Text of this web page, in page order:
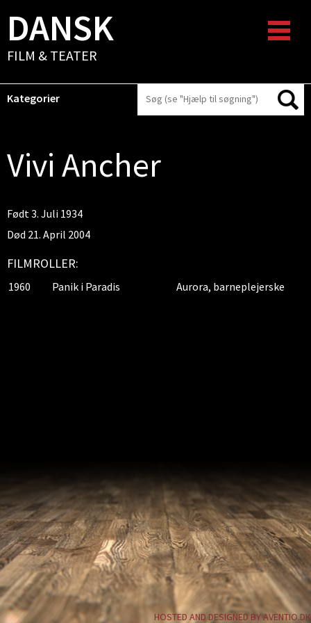
DANSK
FILM & TEATER
Kategorier
Vivi Ancher
Født 3. Juli 1934
Død 21. April 2004
FILMROLLER:
1960 Panik i Paradis Aurora, barneplejerske
HOSTED AND DESIGNED BY AVENTIO.DK